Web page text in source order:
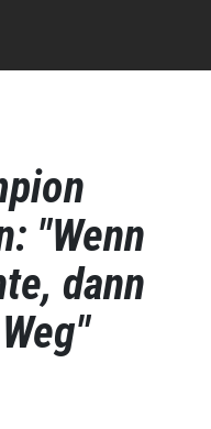
"Wenn
dann